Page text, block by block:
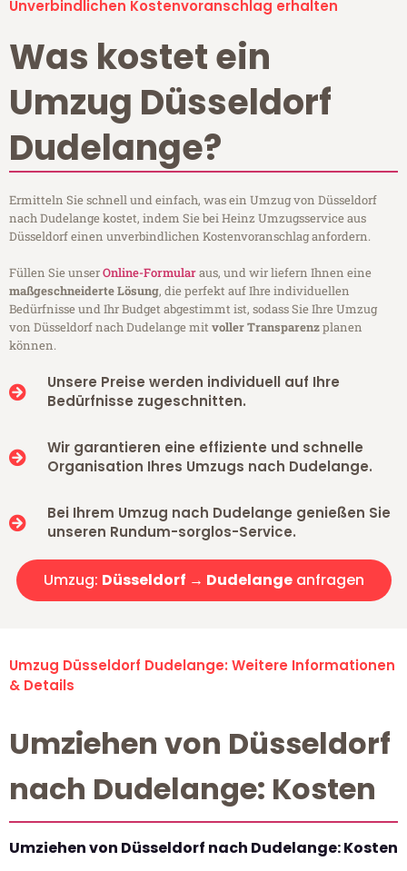
Unverbindlichen Kostenvoranschlag erhalten
Was kostet ein
Umzug Düsseldorf
Dudelange?
Ermitteln Sie schnell und einfach, was ein Umzug von Düsseldorf
nach Dudelange kostet, indem Sie bei Heinz Umzugsservice aus
Düsseldorf einen unverbindlichen Kostenvoranschlag anfordern.
Füllen Sie unserOnline-Formularaus, und wir liefern Ihnen eine
maßgeschneiderte Lösung, die perfekt auf Ihre individuellen
Bedürfnisse und Ihr Budget abgestimmt ist, sodass Sie Ihre Umzug
von Düsseldorf nach Dudelange mitvoller Transparenzplanen
können.
Unsere Preise werden individuell auf Ihre
Bedürfnisse zugeschnitten.
Wir garantieren eine effiziente und schnelle
Organisation Ihres Umzugs nach Dudelange.
Bei Ihrem Umzug nach Dudelange genießen Sie
unseren Rundum-sorglos-Service.
Umzug: Düsseldorf → Dudelangeanfragen
Umzug Düsseldorf Dudelange: Weitere Informationen
& Details
Umziehen von Düsseldorf
nach Dudelange: Kosten
Umziehen von Düsseldorf nach Dudelange: Kosten